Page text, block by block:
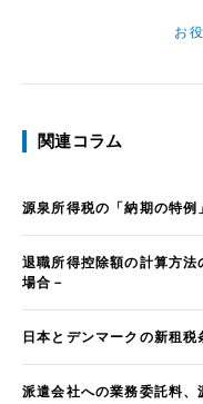
お
関連コラム
源泉所得税の「納期の特例
退職所得控除額の計算方
場合－
日本とデンマークの新租
派遣会社への業務委託料、